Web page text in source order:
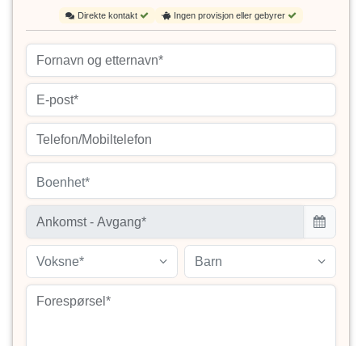
Direkte kontakt Ingen provisjon eller gebyrer
Boenhet*
Voksne* Barn